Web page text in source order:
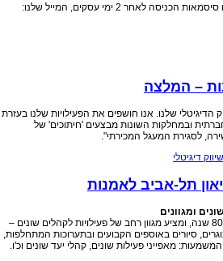
לאחר 2 ימי עסקים, המייל שלנו:
– המלצה
שלנו. אנו חושפים את הפעילויות שלנו בעזרת
ובמחלקות השונות מבצעים 'חיתוכים' של
לסגירת המעגל המכירתי".
תל-אביב לאמנות
ומגוונים
מוזיאון תל-אביב לאמנות פועל מעל 80 שנה, ומציע מגוון רחב של פעילויות לקהלים שונים –
סיורים באוספים הקבועים ובתערוכות המתחלפות,
מאפייני פעילות שונים, קהלי יעד שונים וכ'ו.